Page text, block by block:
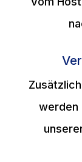
werden